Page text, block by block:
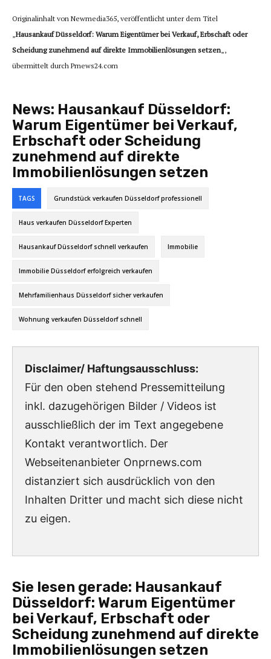
Originalinhalt von Newmedia365, veröffentlicht unter dem Titel
Hausankauf Düsseldorf: Warum Eigentümer bei Verkauf, Erbschaft oder
Scheidung zunehmend auf direkte Immobilienlösungen setzen „,
übermittelt durch Prnews24.com
News: Hausankauf Düsseldorf:
Warum Eigentümer bei Verkauf,
Erbschaft oder Scheidung
zunehmend auf direkte
Immobilienlösungen setzen
TAGS Grundstück verkaufen Düsseldorf professionell
Haus verkaufen Düsseldorf Experten
Hausankauf Düsseldorf schnell verkaufen Immobilie
Immobilie Düsseldorf erfolgreich verkaufen
Mehrfamilienhaus Düsseldorf sicher verkaufen
Wohnung verkaufen Düsseldorf schnell
Disclaimer/ Haftungsausschluss:
Für den oben stehend Pressemitteilung
inkl. dazugehörigen Bilder / Videos ist
ausschließlich der im Text angegebene
Kontakt verantwortlich. Der
Webseitenanbieter Onprnews.com
distanziert sich ausdrücklich von den
Inhalten Dritter und macht sich diese nicht
zu eigen.
Sie lesen gerade: Hausankauf
Düsseldorf: Warum Eigentümer
bei Verkauf, Erbschaft oder
Scheidung zunehmend auf direkte
Immobilienlösungen setzen